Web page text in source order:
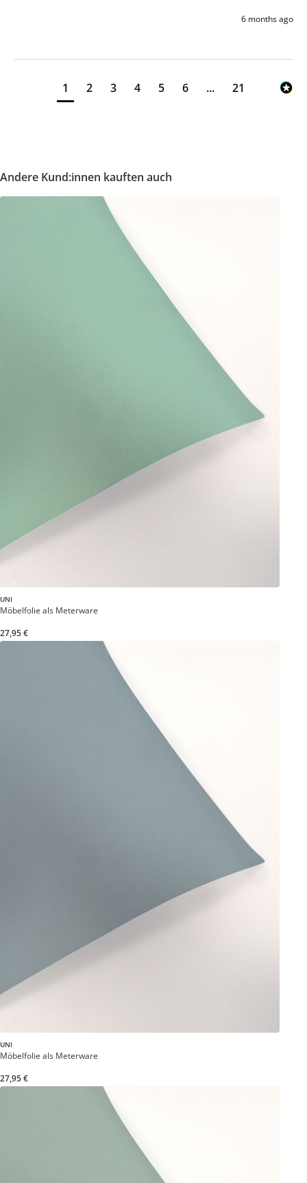
6 months ago
1 2 3 4 5 6 ... 21
Andere Kund:innen kauften auch
UNI
Möbelfolie als Meterware
27,95 €
UNI
Möbelfolie als Meterware
27,95 €